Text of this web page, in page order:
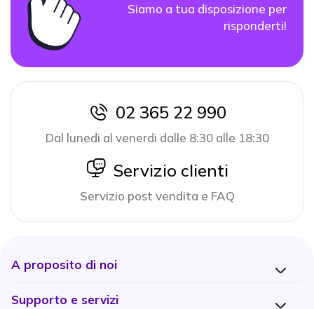
Siamo a tua disposizione per
risponderti!
icon
02 365 22 990
Dal lunedi al venerdi dalle 8:30 alle 18:30
icon
Servizio clienti
Servizio post vendita e FAQ
A proposito di noi
Supporto e servizi